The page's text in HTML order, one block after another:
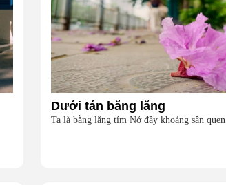
Dưới tán bằng lăng
Ta là bằng lăng tím Nở đầy khoảng sân quen